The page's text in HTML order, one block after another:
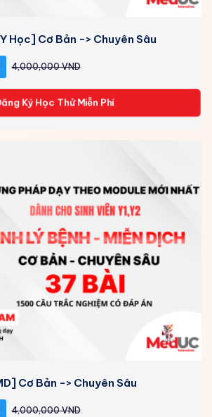
Học] Cơ Bản -> Chuyên Sâu
4,000,000 VND
Ký Học Thử Miễn Phí
Cơ Bản -> Chuyên Sâu
4,000,000 VND